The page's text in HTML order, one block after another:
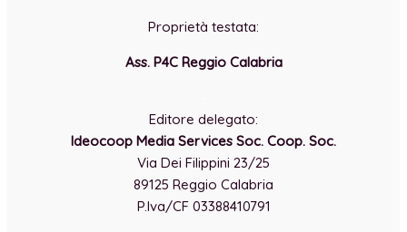
Proprietà testata:
Ass. P4C Reggio Calabria
Editore delegato:
Ideocoop Media Services Soc. Coop. Soc.
Via Dei Filippini 23/25
89125 Reggio Calabria
P.Iva/CF 03388410791